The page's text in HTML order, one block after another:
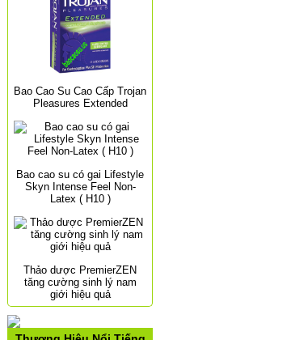
Bao Cao Su Cao Cấp Trojan
Pleasures Extended
Bao cao su có gai Lifestyle
Skyn Intense Feel Non-
Latex ( H10 )
Thảo dược PremierZEN
tăng cường sinh lý nam
giới hiệu quả